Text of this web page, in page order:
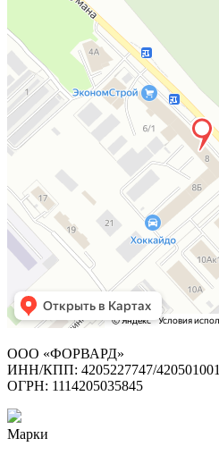
ООО «ФОРВАРД»
ИНН/КПП: 4205227747/420501001
ОГРН: 1114205035845
Марки